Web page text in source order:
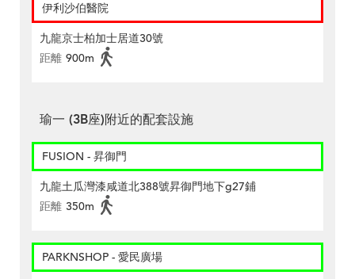
伊利沙伯醫院
九龍京士柏加士居道30號
距離 900m
瑜一 (3B座)附近的配套設施
FUSION - 昇御門
九龍土瓜灣漆咸道北388號昇御門地下g27鋪
距離 350m
PARKNSHOP - 愛民廣場